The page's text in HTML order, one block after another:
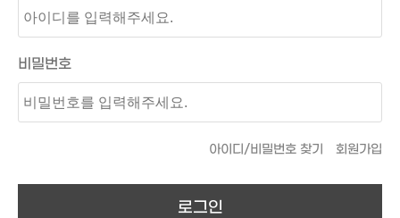
비밀번호
아이디/비밀번호 찾기 회원가입
로그인